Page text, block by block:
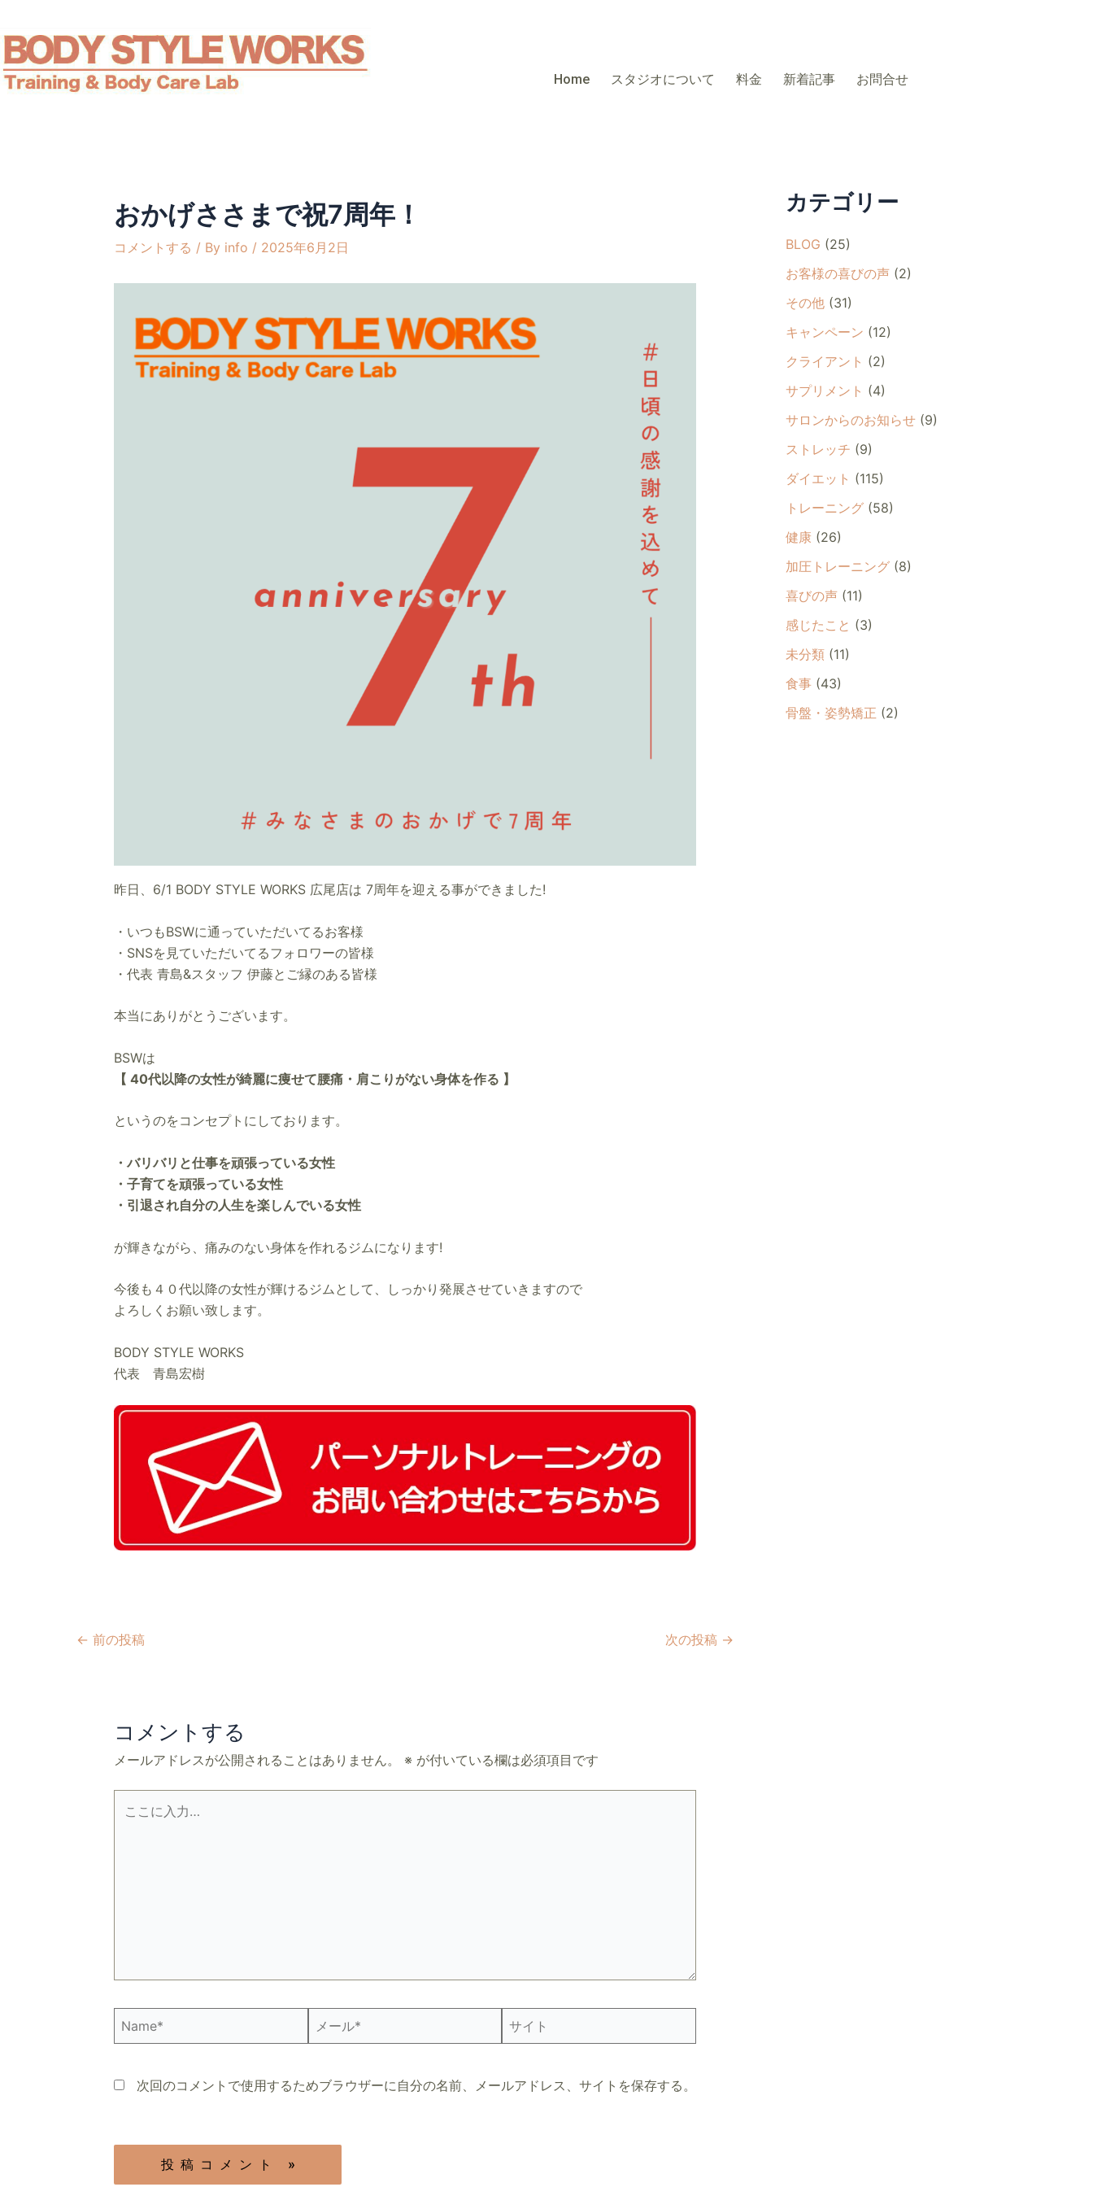
容
を
ス
キ
Home スタジオについて 料金 新着記事 お問合せ
おかげささまで祝7周年！
コメントする / By info / 2025年6月2日
昨日、6/1 BODY STYLE WORKS 広尾店は 7周年を迎える事ができました!
・いつもBSWに通っていただいてるお客様
・SNSを見ていただいてるフォロワーの皆様
・代表 青島&スタッフ 伊藤とご縁のある皆様
本当にありがとうございます。
BSWは
【 40代以降の女性が綺麗に痩せて腰痛・肩こりがない身体を作る 】
というのをコンセプトにしております。
・バリバリと仕事を頑張っている女性
・子育てを頑張っている女性
・引退され自分の人生を楽しんでいる女性
が輝きながら、痛みのない身体を作れるジムになります!
今後も４０代以降の女性が輝けるジムとして、しっかり発展させていきますので
よろしくお願い致します。
BODY STYLE WORKS
代表 青島宏樹
navigation
← 前の投稿 次の投稿 →
コメントする
メールアドレスが公開されることはありません。 ※ が付いている欄は必須項目です
Name*
ー
*
サ
イ
次回のコメントで使用するためブラウザーに自分の名前、メールアドレス、サイトを保存する。
カテゴリー
BLOG (25)
お客様の喜びの声 (2)
その他 (31)
キャンペーン (12)
クライアント (2)
サプリメント (4)
サロンからのお知らせ (9)
ストレッチ (9)
ダイエット (115)
トレーニング (58)
健康 (26)
加圧トレーニング (8)
喜びの声 (11)
感じたこと (3)
未分類 (11)
食事 (43)
骨盤・姿勢矯正 (2)